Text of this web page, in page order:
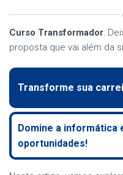
Curso Transformador:
proposta que vai além da
Transforme sua
Domine a informática
oportunidades!